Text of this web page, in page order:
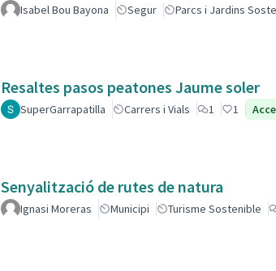
Isabel Bou Bayona Segur Parcs i Jardins
Resaltes pasos peatones Jaume soler
SuperGarrapatilla Carrers i Vials 1 1
Senyalització de rutes de natura
Ignasi Moreras Municipi Turisme Sostenible